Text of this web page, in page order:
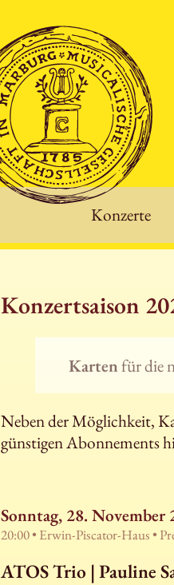
Konzerte
Konzertsaison
Kartenfür die
Neben der Möglichkeit,
günstigen Abonnements
Sonntag, 28. November
20:00 • Erwin-Piscator-Haus •
ATOS Trio | Pauline